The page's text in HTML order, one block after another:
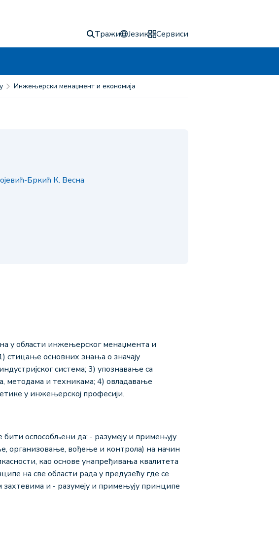
Тражи Језик Сервиси
Инжењерски менаџмент и економија
Бркић К. Весна
у области инжењерског менаџмента и
стицање основних знања о значају
система; 3) упознавање са
и техникама; 4) овладавање
у инжењерској професији.
оспособљени да: - разумеју и примењују
организовање, вођење и контрола) на начин
као основе унапређивања квалитета
на све области рада у предузећу где се
захтевима и - разумеју и примењују принципе